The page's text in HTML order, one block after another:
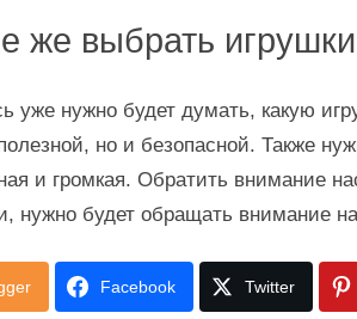
же выбрать
уже нужно будет думать, какую
но и безопасной. Также
и громкая. Обратить внимание
нужно будет обращать внимание
Facebook Twitter